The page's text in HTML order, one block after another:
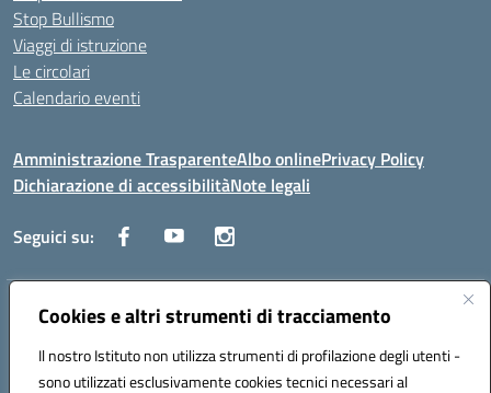
Cookies e altri strumenti di tracciamento
Il nostro Istituto non utilizza strumenti di profilazione degli utenti -
sono utilizzati esclusivamente cookies tecnici necessari al
Stop Bullismo
Viaggi di istruzione
Le circolari
Calendario eventi
Amministrazione TrasparenteAlbo onlinePrivacy Policy
Dichiarazione di accessibilitàNote legali
Seguici su:
Indirizzo:Corso Fornari, 1 - 70056 Molfetta
Posta elettronica certificata (PEC):BARH04000D@pec.istruzione.it